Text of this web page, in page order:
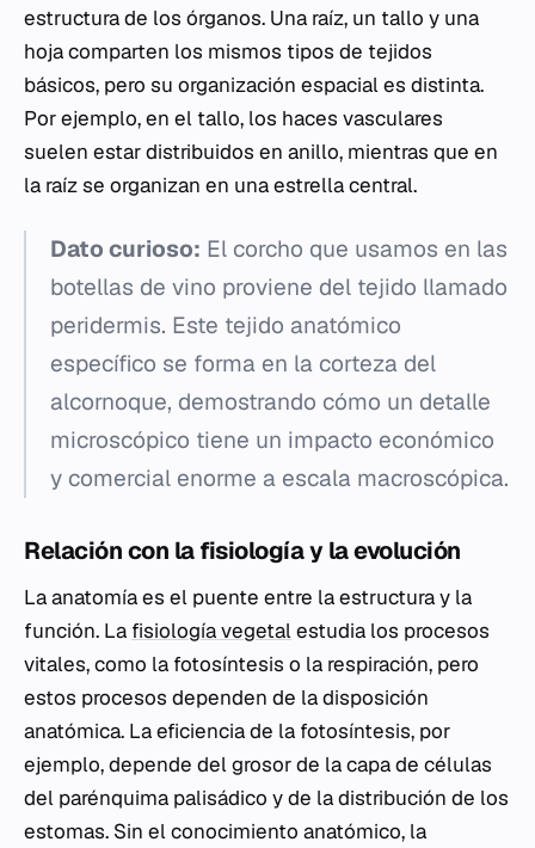
estructura de los órganos. Una raíz, un tallo y una
hoja comparten los mismos tipos de tejidos
básicos, pero su organización espacial es distinta.
Por ejemplo, en el tallo, los haces vasculares
suelen estar distribuidos en anillo, mientras que en
la raíz se organizan en una estrella central.
Dato curioso: El corcho que usamos en las
botellas de vino proviene del tejido llamado
peridermis. Este tejido anatómico
específico se forma en la corteza del
alcornoque, demostrando cómo un detalle
microscópico tiene un impacto económico
y comercial enorme a escala macroscópica.
Relación con la fisiología y la evolución
La anatomía es el puente entre la estructura y la
función. La fisiología vegetalestudia los procesos
vitales, como la fotosíntesis o la respiración, pero
estos procesos dependen de la disposición
anatómica. La eficiencia de la fotosíntesis, por
ejemplo, depende del grosor de la capa de células
del parénquima palisádico y de la distribución de los
estomas. Sin el conocimiento anatómico, la